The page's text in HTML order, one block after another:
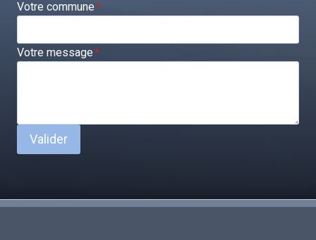
Votre commune*
Votre message*
Valider